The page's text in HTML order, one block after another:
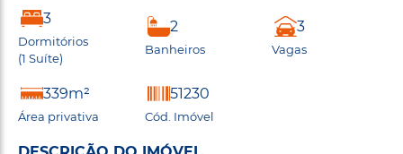
3
Dormitórios
(1 Suíte)
2
Banheiros
3
Vagas
339m²
Área privativa
51230
Cód. Imóvel